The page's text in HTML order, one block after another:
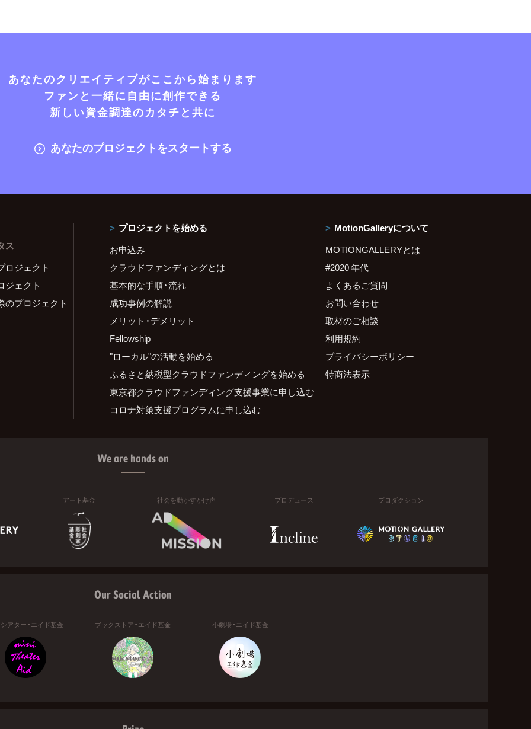
あなたのクリエイティブがここから始まります
ファンと一緒に自由に創作できる
新しい資金調達のカタチと共に
あなたのプロジェクトをスタートする
ス
ロジェクト
ジェクト
のプロジェクト
プロジェクトを始める
お申込み
クラウドファンディングとは
基本的な手順・流れ
成功事例の解説
メリット・デメリット
Fellowship
"ローカル"の活動を始める
ふるさと納税型クラウドファンディングを始める
東京都クラウドファンディング支援事業に申し込む
コロナ対策支援プログラムに申し込む
MotionGalleryについて
MOTIONGALLERYとは
#2020 年代
よくあるご質問
お問い合わせ
取材のご相談
利用規約
プライバシーポリシー
特商法表示
We are hands on
アート基金 社会を動かすかけ声 プロデュース プロダクション
Our Social Action
アター・エイド基金 ブックストア・エイド基金 小劇場・エイド基金